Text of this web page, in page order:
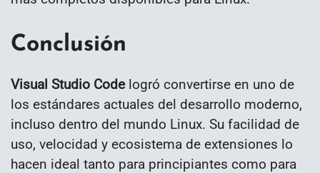
Conclusión
Visual Studio Codelogró convertirse en uno de
los estándares actuales del desarrollo moderno,
incluso dentro del mundo Linux. Su facilidad de
uso, velocidad y ecosistema de extensiones lo
hacen ideal tanto para principiantes como para